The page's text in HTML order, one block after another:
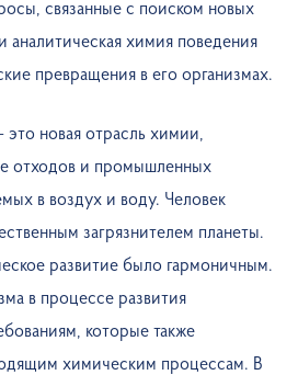
связанные с поиском новых
аналитическая химия поведения
превращения в его организмах.
новая отрасль химии,
отходов и промышленных
в воздух и воду. Человек
загрязнителем планеты.
развитие было гармоничным.
в процессе развития
которые также
химическим процессам. В